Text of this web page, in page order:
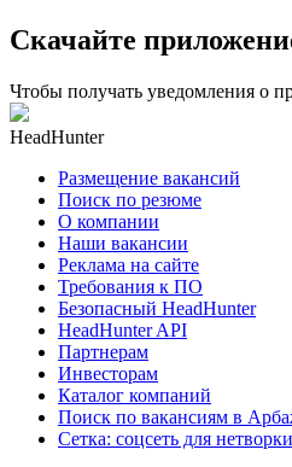
Скачайте
Чтобы получать уведомления о
HeadHunter
Размещение вакансий
Поиск по резюме
О компании
Наши вакансии
Реклама на сайте
Требования к ПО
Безопасный HeadHunter
HeadHunter API
Партнерам
Инвесторам
Каталог компаний
Поиск по вакансиям в
Сетка: соцсеть для